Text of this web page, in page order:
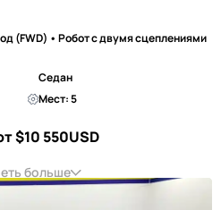
(FWD) • Робот с двумя сцеплениями
Седан
Мест: 5
$10 550USD
больше